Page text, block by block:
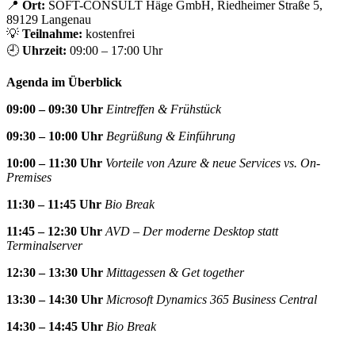
📍 Ort: SOFT-CONSULT Häge GmbH, Riedheimer Straße 5,
89129 Langenau
💡 Teilnahme: kostenfrei
🕘 Uhrzeit: 09:00 – 17:00 Uhr
Agenda im Überblick
09:00 – 09:30 Uhr Eintreffen & Frühstück
09:30 – 10:00 Uhr Begrüßung & Einführung
10:00 – 11:30 Uhr Vorteile von Azure & neue Services vs. On-
Premises
11:30 – 11:45 Uhr Bio Break
11:45 – 12:30 Uhr AVD – Der moderne Desktop statt
Terminalserver
12:30 – 13:30 Uhr Mittagessen & Get together
13:30 – 14:30 Uhr Microsoft Dynamics 365 Business Central
14:30 – 14:45 Uhr Bio Break